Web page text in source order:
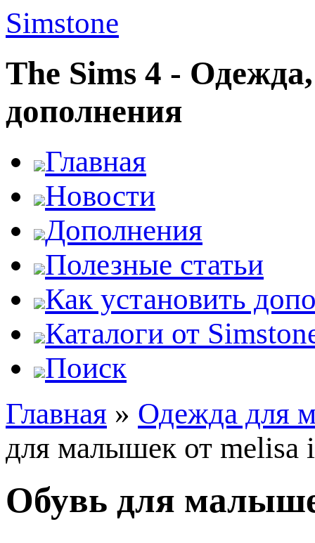
Simstone
The Sims 4 -
дополнения
Главная
Новости
Дополнения
Полезные статьи
Как установить
Каталоги от
Поиск
Главная » Одежда для
для малышек от melisa
Обувь для